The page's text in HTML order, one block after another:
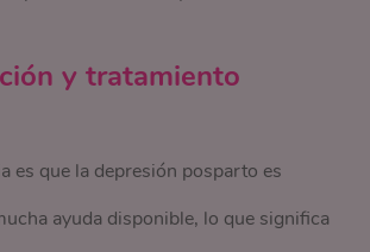
y tratamiento
es que la depresión posparto es
ayuda disponible, lo que significa